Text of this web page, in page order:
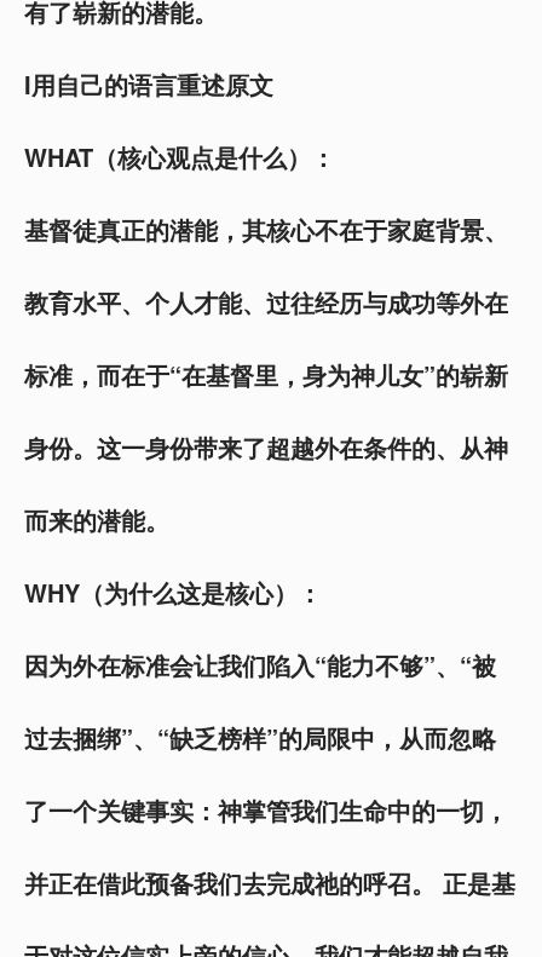
有了崭新的潜能。
I用自己的语言重述原文
WHAT（核心观点是什么）：
基督徒真正的潜能，其核心不在于家庭背景、
教育水平、个人才能、过往经历与成功等外在
标准，而在于“在基督里，身为神儿女”的崭新
身份。这一身份带来了超越外在条件的、从神
而来的潜能。
WHY（为什么这是核心）：
因为外在标准会让我们陷入“能力不够”、“被
过去捆绑”、“缺乏榜样”的局限中，从而忽略
了一个关键事实：神掌管我们生命中的一切，
并正在借此预备我们去完成祂的呼召。 正是基